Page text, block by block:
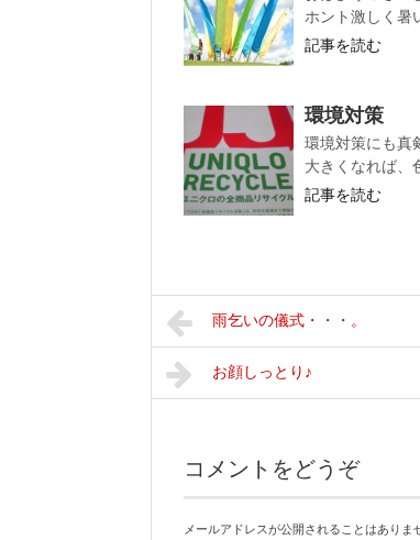
ホント激しく暑
記事を読む
環境対策
環境対策にも真
大きくなれば、
記事を読む
雨乞いの儀式・・・。
お顔しっとり♪
コメントをどうぞ
メールアドレスが公開されることはありま